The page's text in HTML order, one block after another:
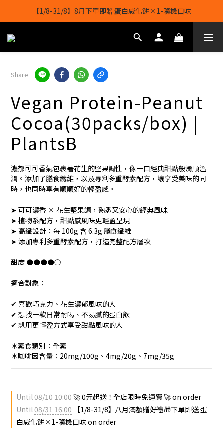
【1/8-31/8】8月下單即贈 蛋白威化餅×1-隨機口味
【1/8-31/8】8月下單即贈 蛋白威化餅×1-隨機口味
結帳輸入[gopowerhk]，可享全單*95折*，可與活動折扣疊加。
【1/8-31/8】8月下單即贈 蛋白威化餅×1-隨機口味
Share
Vegan Protein-Peanut
Cocoa(30packs/box) |
PlantsB
濃郁可可香氣包裹著花生的堅果調性，像一口經典甜點般滑順溫
潤。添加了膳食纖維，以及專利多重酵素配方，讓享受美味的同
時，也同時享有順順好的輕盈感。
➤ 可可濃香 × 花生堅果調，熟悉又安心的經典風味
➤ 植物系配方，甜點感風味更輕盈呈現
➤ 高纖設計：每 100g 含 6.3g 膳食纖維
➤ 添加專利多重酵素配方，打造完整配方層次
甜度 ●●●●○
適合對象：
✔︎ 喜歡巧克力、花生濃郁風味的人
✔︎ 想找一款日常耐喝、不易膩的蛋白飲
✔︎ 想用更輕盈方式享受甜點風味的人
＊素食類別：全素
＊咖啡因含量：20mg/100g、4mg/20g、7mg/35g
Until08/10 10:00 🚀 0元起送！全店限時免運費 🚀 on order
Until08/31 16:00 【1/8-31/8】八月滿額贈好禮🎁下單即送 蛋
白威化餅×1-隨機口味 on order